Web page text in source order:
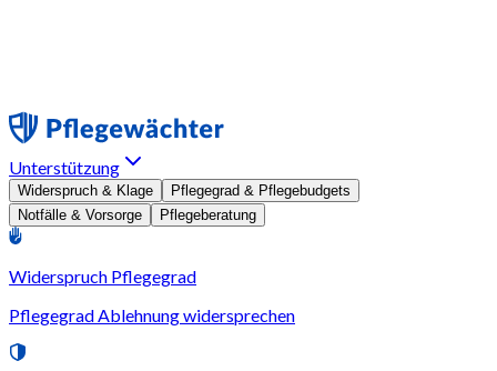
Unterstützung
Widerspruch & Klage
Pflegegrad & Pflegebudgets
Notfälle & Vorsorge
Pflegeberatung
Widerspruch Pflegegrad
Pflegegrad Ablehnung widersprechen